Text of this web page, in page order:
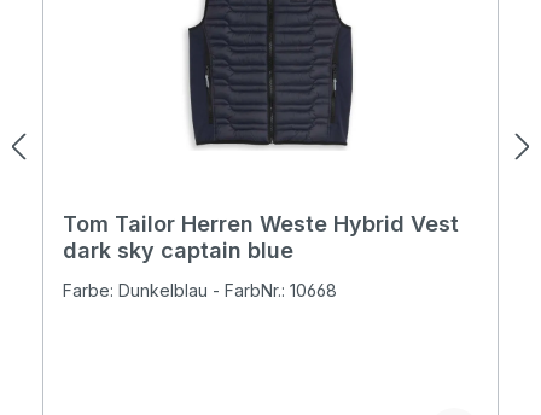
Tom Tailor Herren Weste Hybrid Vest
dark sky captain blue
Farbe: Dunkelblau - FarbNr.: 10668